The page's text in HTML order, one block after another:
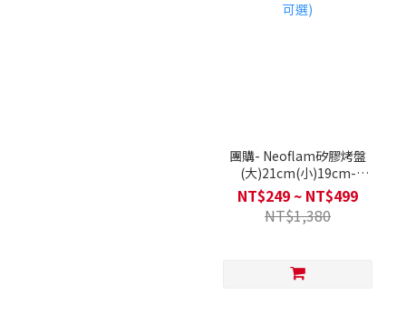
團購- Neoflam矽膠烤盤
(大)21cm(小)19cm-
FIKA(兩款可選)
NT$249 ~ NT$499
NT$1,380